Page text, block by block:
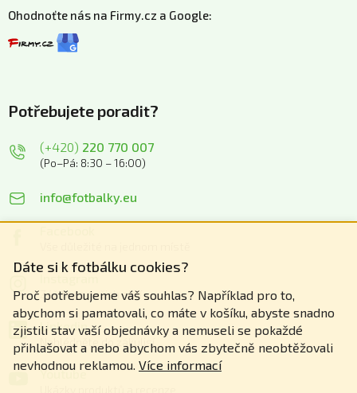
Dáte si k fotbálku cookies?
Proč potřebujeme váš souhlas? Například pro to,
abychom si pamatovali, co máte v košíku, abyste snadno
zjistili stav vaší objednávky a nemuseli se pokaždé
přihlašovat a nebo abychom vás zbytečně neobtěžovali
nevhodnou reklamou. Více informací
Ohodnoťte nás na Firmy.cz a Google:
Potřebujete poradit?
(+420) 220 770 007
(Po–Pá: 8:30 – 16:00)
info@fotbalky.eu
Zážitky z našich akcí
Linkedin
Nahlédněte do zákulisí
Youtube